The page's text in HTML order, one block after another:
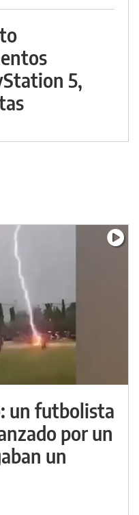
5,
un futbolista
por un
un